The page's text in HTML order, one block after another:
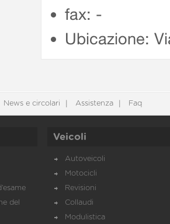
fax: -
Ubicazione:
News e circolari Assistenza Faq
del
Veicoli
Autoveicoli
Motocicli
Revisioni
Collaudi
Modulistica